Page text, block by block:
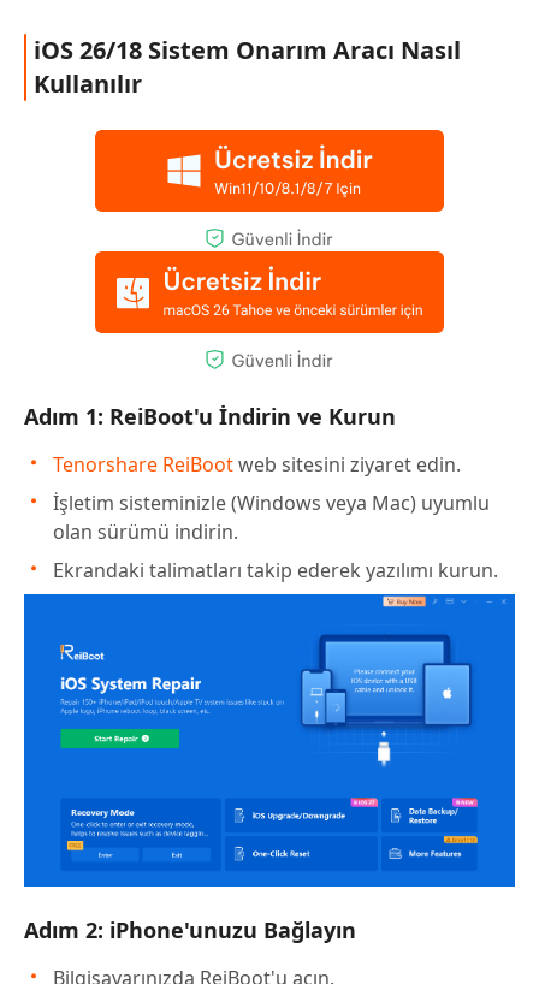
iOS 26/18 Sistem Onarım Aracı Nasıl
Kullanılır
Adım 1: ReiBoot'u İndirin ve Kurun
Tenorshare ReiBootweb sitesini ziyaret edin.
İşletim sisteminizle (Windows veya Mac) uyumlu
olan sürümü indirin.
Ekrandaki talimatları takip ederek yazılımı kurun.
Adım 2: iPhone'unuzu Bağlayın
Bilgisayarınızda ReiBoot'u açın.